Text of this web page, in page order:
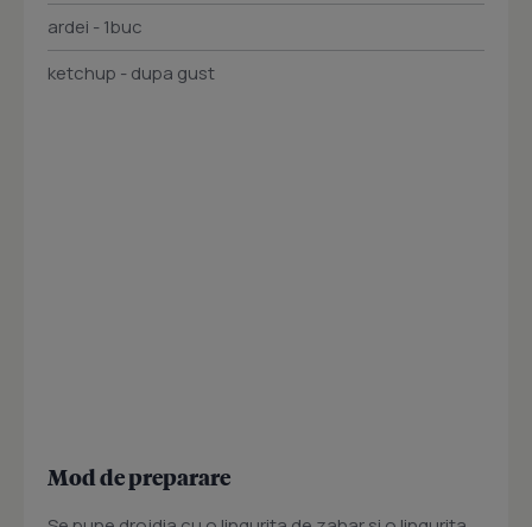
ardei - 1buc
ketchup - dupa gust
Mod de preparare